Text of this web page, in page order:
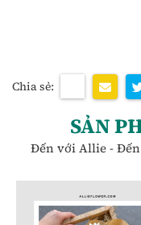
Chia sẻ:
SẢN
Đến với Allie - Đến